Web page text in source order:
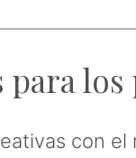
los
con